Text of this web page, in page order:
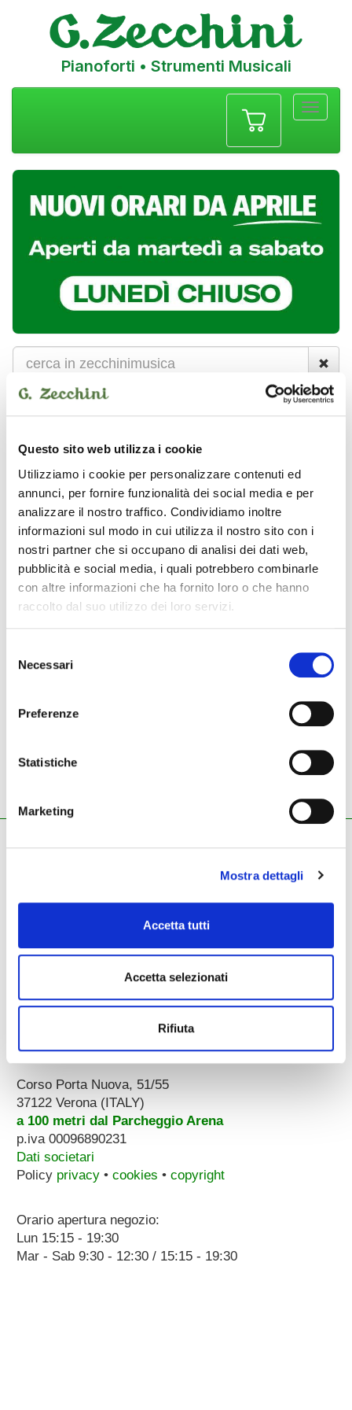
Questo sito web utilizza i cookie
Utilizziamo i cookie per personalizzare contenuti ed
annunci, per fornire funzionalità dei social media e per
analizzare il nostro traffico. Condividiamo inoltre
informazioni sul modo in cui utilizza il nostro sito con i
nostri partner che si occupano di analisi dei dati web,
pubblicità e social media, i quali potrebbero combinarle
con altre informazioni che ha fornito loro o che hanno
raccolto dal suo utilizzo dei loro servizi.
delNecessari
Preferenze
Statistiche
Marketing
Mostra dettagli
Accetta tutti
Accetta selezionati
Rifiuta
Pianoforti • Strumenti Musicali
USATO
Strumenti nuovi Yamaha diffusori amplificati
Yamaha - diffusori
amplificati
589,00 €
ZECCHINI G. S.R.L.
/ Fax 045.8012858
3896251810
Corso Porta Nuova, 51/55
37122 Verona (ITALY)
a 100 metri dal Parcheggio Arena
p.iva 00096890231
Dati societari
Policy privacy• cookies • copyright
Orario apertura negozio:
Lun 15:15 - 19:30
Mar - Sab 9:30 - 12:30 / 15:15 - 19:30